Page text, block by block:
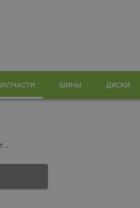
ШИНЫ ДИСКИ